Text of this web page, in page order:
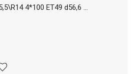
4*100 ET49 d56,6 ...